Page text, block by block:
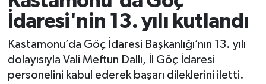
İdaresi'nin 13. yılı kutlandı
Kastamonu’da Göç İdaresi Başkanlığı’nın 13. yılı
dolayısıyla Vali Meftun Dallı, İl Göç İdaresi
personelini kabul ederek başarı dileklerini iletti.
Araç Haberleri
Azdavay Haberleri
Bozkurt Haberleri